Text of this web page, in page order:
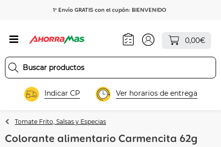
1º Envío GRATIS con el cupón: BIENVENIDO
0,00€
Indicar CP Ver horarios de entrega
Tomate Frito, Salsas y Especias
Colorante alimentario Carmencita 62g